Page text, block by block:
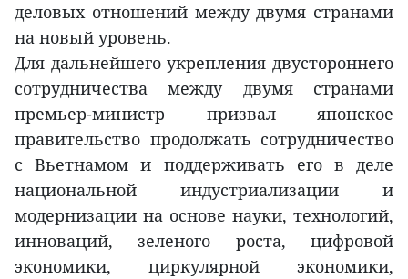
деловых отношений между двумя странами
на новый уровень.
Для дальнейшего укрепления двустороннего
сотрудничества между двумя странами
премьер-министр призвал японское
правительство продолжать сотрудничество
с Вьетнамом и поддерживать его в деле
национальной индустриализации и
модернизации на основе науки, технологий,
инноваций, зеленого роста, цифровой
экономики, циркулярной экономики,